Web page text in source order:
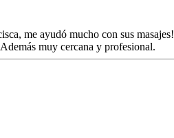
me ayudó mucho con sus masajes!
muy cercana y profesional.